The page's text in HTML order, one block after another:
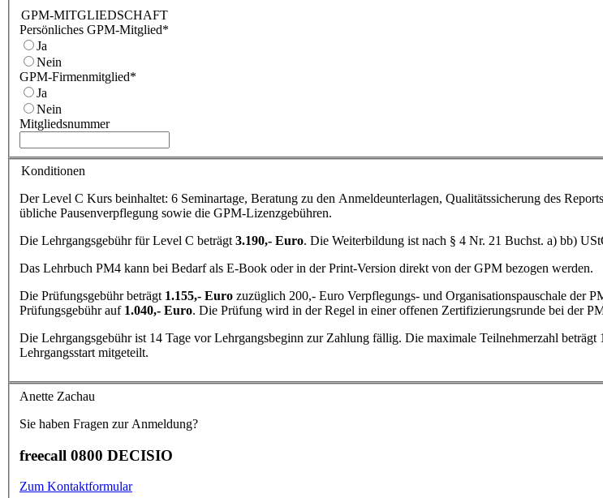
GPM-MITGLIEDSCHAFT
Persönliches GPM-Mitglied*
Ja
Nein
GPM-Firmenmitglied*
Ja
Nein
Mitgliedsnummer
Konditionen
Der Level C Kurs beinhaltet: 6 Seminartage, Beratung zu den Anmeldeunterlagen, Qualitätssicherung des
übliche Pausenverpflegung sowie die GPM-Lizenzgebühren.
Die Lehrgangsgebühr für Level C beträgt 3.190,- Euro. Die Weiterbildung ist nach § 4 Nr. 21 Buchst. a) bb)
Das Lehrbuch PM4 kann bei Bedarf als E-Book oder in der Print-Version direkt von der GPM bezogen werden.
Die Prüfungsgebühr beträgt 1.155,- Euro zuzüglich 200,- Euro Verpflegungs- und Organisationspauschale der
Prüfungsgebühr auf 1.040,- Euro. Die Prüfung wird in der Regel in einer offenen Zertifizierungsrunde bei der
Die Lehrgangsgebühr ist 14 Tage vor Lehrgangsbeginn zur Zahlung fällig. Die maximale Teilnehmerzahl
Lehrgangsstart mitgeteilt.
Anette Zachau
Sie haben Fragen zur Anmeldung?
freecall 0800 DECISIO
Zum Kontaktformular